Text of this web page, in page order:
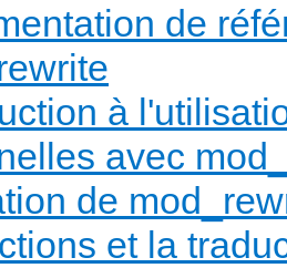
de
à
avec
de
et la